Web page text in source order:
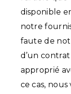
disponible
notre
faute de
d’un
approprié
ce cas,